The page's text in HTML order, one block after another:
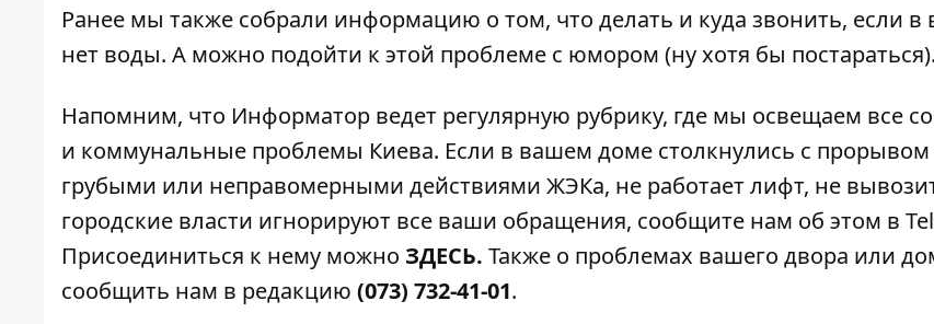
Ранее мы также собрали информацию о том, что делать и куда звонить, если
нет воды. А можно подойти к этой проблеме с юмором (ну хотя бы постараться).
Напомним, что Информатор ведет регулярную рубрику, где мы освещаем все
и коммунальные проблемы Киева. Если в вашем доме столкнулись с
грубыми или неправомерными действиями ЖЭКа, не работает лифт, не
городские власти игнорируют все ваши обращения, сообщите нам об этом в
Присоединиться к нему можно ЗДЕСЬ. Также о проблемах вашего двора или
сообщить нам в редакцию (073) 732-41-01.